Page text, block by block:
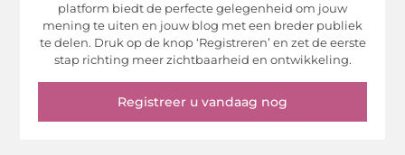
platform biedt de perfecte gelegenheid om jouw
mening te uiten en jouw blog met een breder publiek
te delen. Druk op de knop ‘Registreren’ en zet de eerste
stap richting meer zichtbaarheid en ontwikkeling.
Registreer u vandaag nog